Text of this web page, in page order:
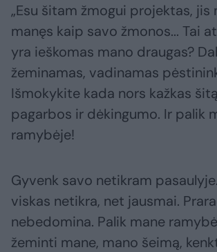
„Esu šitam žmogui projektas, jis
manęs kaip savo žmonos... Tai
yra ieškomas mano draugas?
žeminamas, vadinamas
Išmokykite kada nors kažkas
pagarbos ir dėkingumo. Ir palik
ramybėje!
Gyvenk savo netikram
viskas netikra, net jausmai.
nebedomina. Palik mane
žeminti mane, mano šeimą,